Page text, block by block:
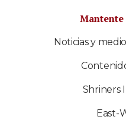
Mantente
Noticias y
Shriners
East-